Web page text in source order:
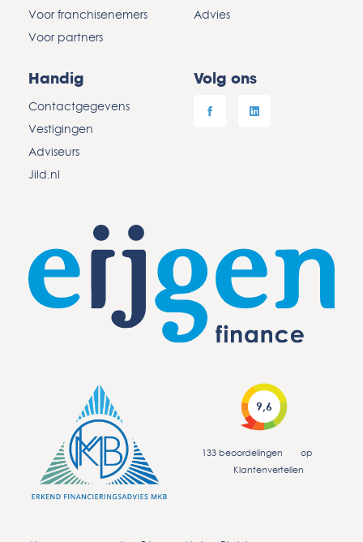
Voor franchisenemers
Voor partners
Advies
Handig
Contactgegevens
Vestigingen
Adviseurs
Jild.nl
Volg ons
9,6
133 beoordelingen
op
Klantenvertellen